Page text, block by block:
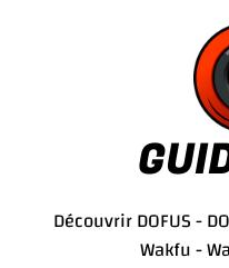
DécouvrirDOFUS-
Wakfu-